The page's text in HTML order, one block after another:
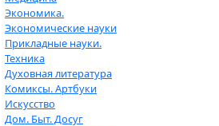
Экономика.
Экономические науки
Прикладные науки.
Техника
Духовная литература
Комиксы. Артбуки
Искусство
Дом. Быт. Досуг